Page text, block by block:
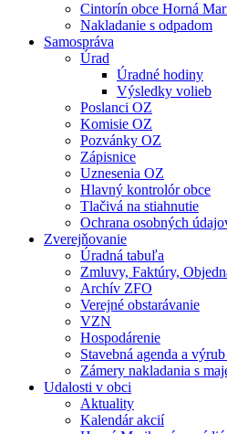
Cintorín obce Horná
Nakladanie s odpadom
Samospráva
Úrad
Úradné hodiny
Výsledky volieb
Poslanci OZ
Komisie OZ
Pozvánky OZ
Zápisnice
Uznesenia OZ
Hlavný kontrolór obce
Tlačivá na stiahnutie
Ochrana osobných
Zverejňovanie
Úradná tabuľa
Zmluvy, Faktúry,
Archív ZFO
Verejné obstarávanie
VZN
Hospodárenie
Stavebná agenda a
Zámery nakladania s
Udalosti v obci
Aktuality
Kalendár akcií